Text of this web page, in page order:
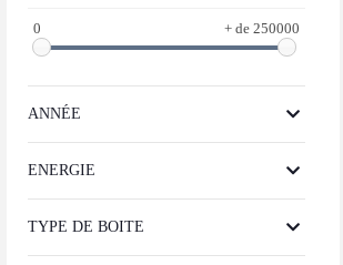
0 + de 250000
ANNÉE
ENERGIE
TYPE DE BOITE